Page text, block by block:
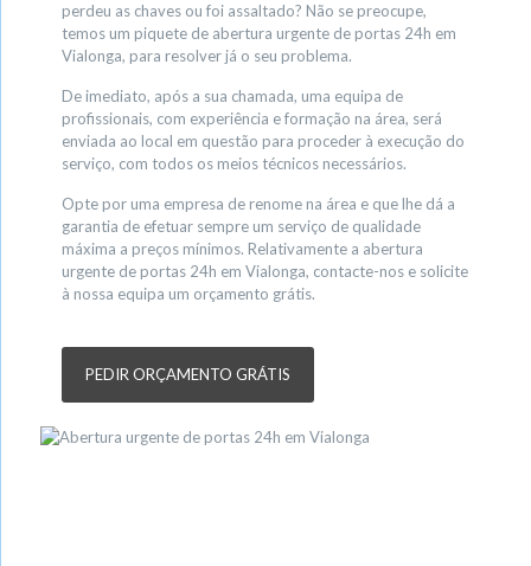
perdeu as chaves ou foi assaltado? Não se preocupe,
temos um piquete de abertura urgente de portas 24h em
Vialonga, para resolver já o seu problema.
De imediato, após a sua chamada, uma equipa de
profissionais, com experiência e formação na área, será
enviada ao local em questão para proceder à execução do
serviço, com todos os meios técnicos necessários.
Opte por uma empresa de renome na área e que lhe dá a
garantia de efetuar sempre um serviço de qualidade
máxima a preços mínimos. Relativamente a abertura
urgente de portas 24h em Vialonga, contacte-nos e solicite
à nossa equipa um orçamento grátis.
PEDIR ORÇAMENTO GRÁTIS